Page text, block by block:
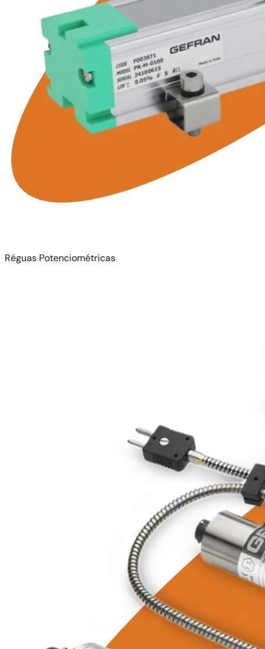
Réguas Potenciométricas